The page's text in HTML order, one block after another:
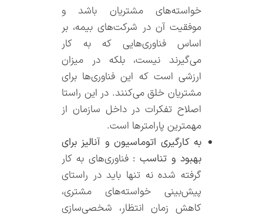
خواسته‌های مشتریان باشد و
موفقیت آن در شرکت‌های بیمه، بر
اساس فناوری‌هایی که به کار
می‌گیرند نیست، بلکه در میزان
ارزشی است که این فناوری‌ها برای
مشتریان خلق می‌کنند. در این راستا
اصلاح تفکرات در داخل سازمان از
مهمترین پارامترها است.
به کارگیری اتوماسیون و آنالیز برای
بهبود و تناسب : فناوری‌های به کار
گرفته شده نه تنها باید در راستای
پیش‌بینی خواسته‌های مشتری،
کاهش زمان انتظار، شخصی‌سازی